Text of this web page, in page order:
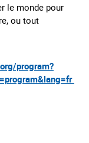
le monde pour
ou tout
program?